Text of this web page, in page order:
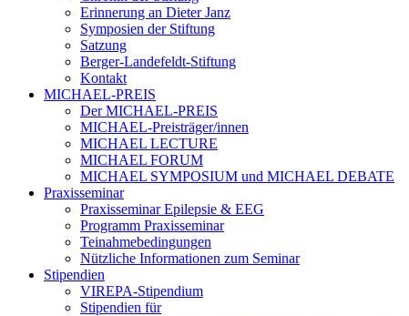
Erinnerung an Dieter Janz
Symposien der Stiftung
Satzung
Berger-Landefeldt-Stiftung
Kontakt
MICHAEL-PREIS
Der MICHAEL-PREIS
MICHAEL-Preisträger/innen
MICHAEL LECTURE
MICHAEL FORUM
MICHAEL SYMPOSIUM und MICHAEL DEBATE
Praxisseminar
Praxisseminar Epilepsie & EEG
Programm Praxisseminar
Teinahmebedingungen
Nützliche Informationen zum Seminar
Stipendien
VIREPA-Stipendium
Stipendien für